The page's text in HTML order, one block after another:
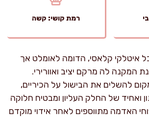
רמת קושי: קשה
איטלקי קלאסי, הדומה לאומלט אך
המקנה לה מרקם יציב ואוורירי.
להשלים את הבישול על הכיריים,
ואחיד של החלק העליון ומבטיח חלוקה
האדמה מתווספים לאחר אידוי מוקדם